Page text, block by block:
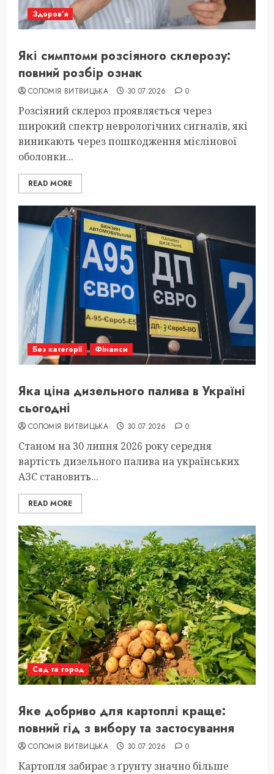
Здоров’я
Які симптоми розсіяного склерозу:
повний розбір ознак
СОЛОМІЯ ВИТВИЦЬКА 30.07.2026 0
Розсіяний склероз проявляється через
широкий спектр неврологічних сигналів, які
виникають через пошкодження мієлінової
оболонки...
READ MORE
Без категорії Фінанси
Яка ціна дизельного палива в Україні
сьогодні
СОЛОМІЯ ВИТВИЦЬКА 30.07.2026 0
Станом на 30 липня 2026 року середня
вартість дизельного палива на українських
АЗС становить...
READ MORE
Сад та город
Яке добриво для картоплі краще:
повний гід з вибору та застосування
СОЛОМІЯ ВИТВИЦЬКА 30.07.2026 0
Картопля забирає з ґрунту значно більше